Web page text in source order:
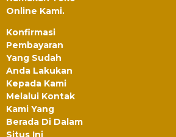
Online Kami.
Konfirmasi
Pembayaran
Yang Sudah
Anda Lakukan
Kepada Kami
Melalui Kontak
Kami Yang
Berada Di Dalam
Situs Ini